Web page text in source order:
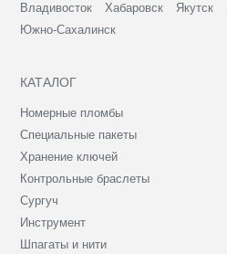
Владивосток Хабаровск Якутск
Южно-Сахалинск
КАТАЛОГ
Номерные пломбы
Специальные пакеты
Хранение ключей
Контрольные браслеты
Сургуч
Инструмент
Шпагаты и нити